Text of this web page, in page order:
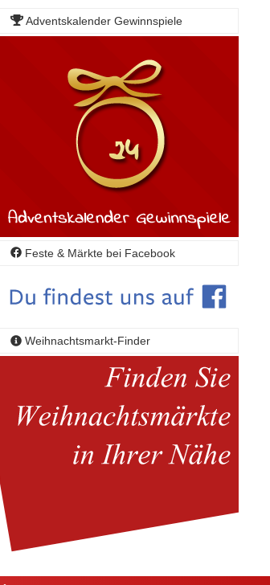
Adventskalender Gewinnspiele
Feste & Märkte bei Facebook
Weihnachtsmarkt-Finder